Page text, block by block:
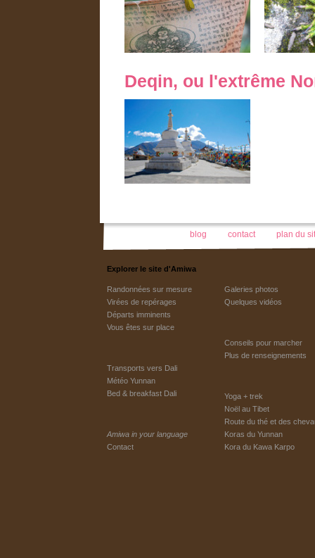
Deqin, ou l'extrême
blog contact plan du
Explorer le site d'Amiwa
Randonnées sur mesure
Virées de repérages
Départs imminents
Vous êtes sur place
Transports vers Dali
Météo Yunnan
Bed & breakfast Dali
Amiwa in your language
Contact
Galeries photos
Quelques vidéos
Conseils pour marcher
Plus de renseignements
Yoga + trek
Noël au Tibet
Route du thé et des
Koras du Yunnan
Kora du Kawa Karpo